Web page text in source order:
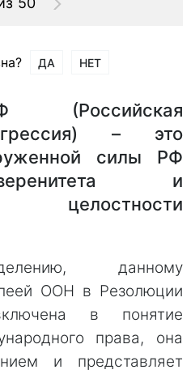
ДА НЕТ
(Российская
– это
силы РФ
и
целостности
данному
ООН в Резолюции
в понятие
права, она
и представляет